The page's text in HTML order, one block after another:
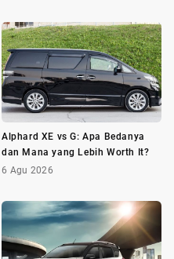
Alphard XE vs G: Apa Bedanya
dan Mana yang Lebih Worth It?
6 Agu 2026